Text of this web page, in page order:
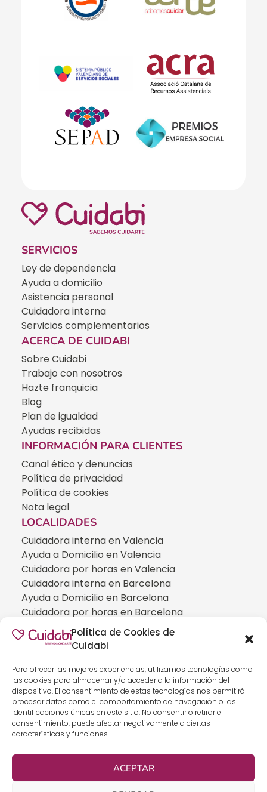
Política de Cookies de
Cuidabi
Para ofrecer las mejores experiencias, utilizamos tecnologías como
las cookies para almacenar y/o acceder a la información del
dispositivo. El consentimiento de estas tecnologías nos permitirá
procesar datos como el comportamiento de navegación o las
identificaciones únicas en este sitio. No consentir o retirar el
consentimiento, puede afectar negativamente a ciertas
características y funciones.
ACEPTAR
SERVICIOS
Ley de dependencia
Ayuda a domicilio
Asistencia personal
Cuidadora interna
Servicios complementarios
ACERCA DE CUIDABI
Sobre Cuidabi
Trabajo con nosotros
Hazte franquicia
Blog
Plan de igualdad
Ayudas recibidas
INFORMACIÓN PARA CLIENTES
Canal ético y denuncias
Política de privacidad
Política de cookies
Nota legal
LOCALIDADES
Cuidadora interna en Valencia
Ayuda a Domicilio en Valencia
Cuidadora por horas en Valencia
Cuidadora interna en Barcelona
Ayuda a Domicilio en Barcelona
Cuidadora por horas en Barcelona
Cuidadora interna en Madrid
Ayuda a Domicilio en Madrid
CUIDADOS ESPECIALIZADOS
Cuidadoras de personas con Alzheimer
Cuidadoras de personas con Parkinson
Cuidadoras de personas con ELA
Cuidados especializados para personas que
Cuidados especializados para personas con